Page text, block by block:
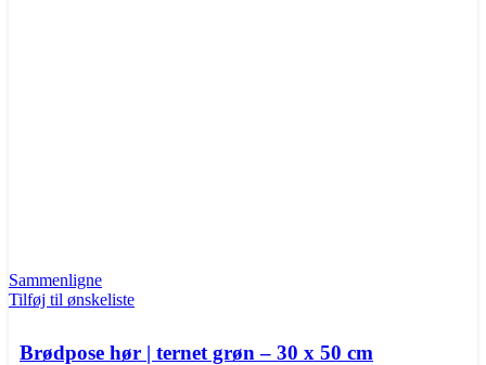
Sammenligne
Tilføj til ønskeliste
Brødpose hør | ternet grøn – 30 x 50 cm